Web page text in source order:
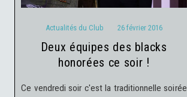
Actualités du Club 26 février 2016
deux équipes des blacks
honorées ce soir !
Ce vendredi soir c'est la traditionnelle soirée